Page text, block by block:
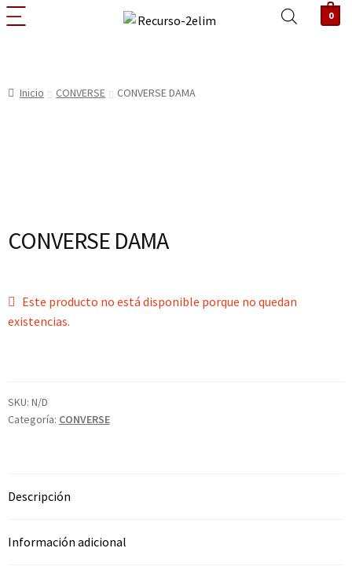
0
Inicio CONVERSE CONVERSE DAMA
CONVERSE DAMA
Este producto no está disponible porque no quedan
existencias.
SKU: N/D
Categoría: CONVERSE
Descripción
Información adicional